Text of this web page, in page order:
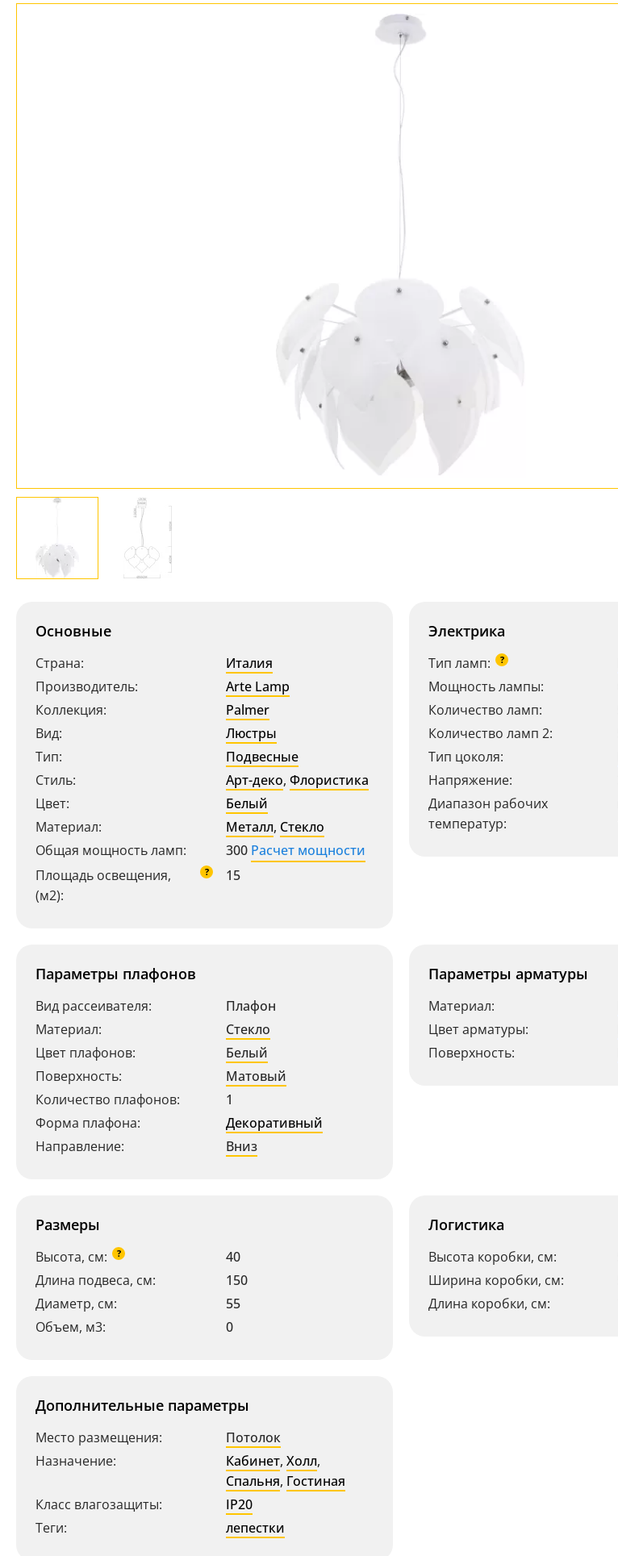
+7 (800) 775-63-32 - бесплатно по России
- бесплатная доставка
Бронза
Золото
Прозрачные
Основные
Страна:
Италия
Производитель:
Arte Lamp
Коллекция:
Palmer
Вид:
Люстры
Тип:
Подвесные
Стиль:
Арт-деко, Флористика
Цвет:
Белый
Материал:
Металл, Стекло
Общая мощность ламп:
300 Расчет мощности
Площадь освещения,
(м2):
? 15
Электрика
Тип ламп: ?
Мощность лампы:
Количество ламп:
Количество ламп 2:
Тип цоколя:
Напряжение:
Диапазон рабочих
температур:
Параметры плафонов
Вид рассеивателя:
Плафон
Материал:
Стекло
Цвет плафонов:
Белый
Поверхность:
Матовый
Количество плафонов:
1
Форма плафона:
Декоративный
Направление:
Вниз
Параметры арматуры
Материал:
Цвет арматуры:
Поверхность:
Размеры
Высота, см: ?
40
Длина подвеса, см:
150
Диаметр, см:
55
Объем, м3:
0
Логистика
Высота коробки, см:
Ширина коробки, см:
Длина коробки, см:
Дополнительные параметры
Место размещения:
Потолок
Назначение:
Кабинет, Холл,
Спальня, Гостиная
Класс влагозащиты:
IP20
Теги:
лепестки